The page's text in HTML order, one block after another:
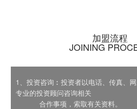
加盟流程
JOINING
1、投资咨询︰投资者以电话、传真、
专业的投资顾问咨询相关
合作事项，索取有关资料。